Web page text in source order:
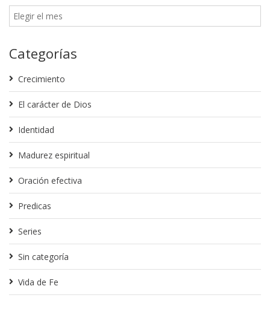
Categorías
Crecimiento
El carácter de Dios
Identidad
Madurez espiritual
Oración efectiva
Predicas
Series
Sin categoría
Vida de Fe